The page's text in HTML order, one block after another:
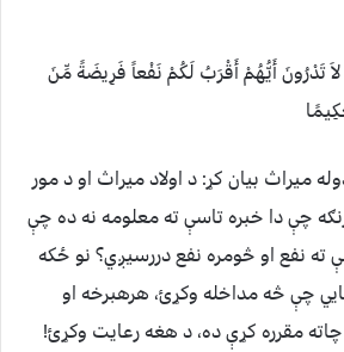
لاَ تَدْرُونَ أَيُّهُمْ أَقْرَبُ لَكُمْ نَفْعاً فَرِيضَةً مِّنَ
ميراث بيان کړ: د اولاد ميراث او د مور
چې دا خبره تاسې ته معلومه نه ده چې
ته نفع او څومره نفع دررسيږي؟ نو ځکه
چې څه مداخله وکړئ، هرهبرخه او
مقرره کړې ده، د هغه رعايت وکړئ!